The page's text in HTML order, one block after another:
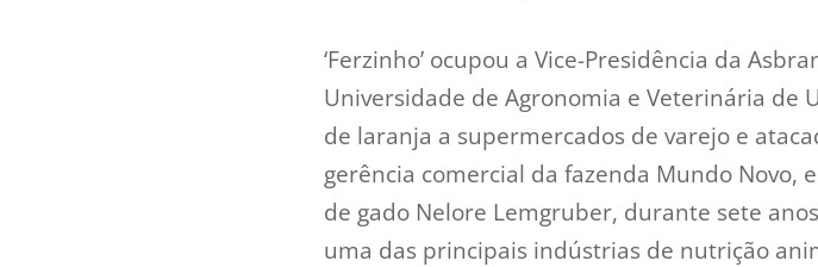
‘Ferzinho’ ocupou a Vice-Presidência da
Universidade de Agronomia e Veterinária de
de laranja a supermercados de varejo e
gerência comercial da fazenda Mundo Novo,
de gado Nelore Lemgruber, durante sete
uma das principais indústrias de nutrição